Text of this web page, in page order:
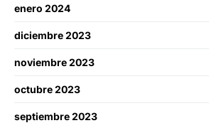
enero 2024
diciembre 2023
noviembre 2023
octubre 2023
septiembre 2023